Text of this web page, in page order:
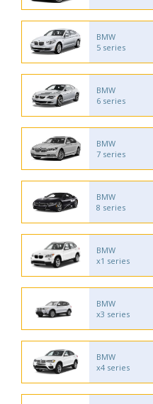
BMW
5 series
BMW
6 series
BMW
7 series
BMW
8 series
BMW
x1 series
BMW
x3 series
BMW
x4 series